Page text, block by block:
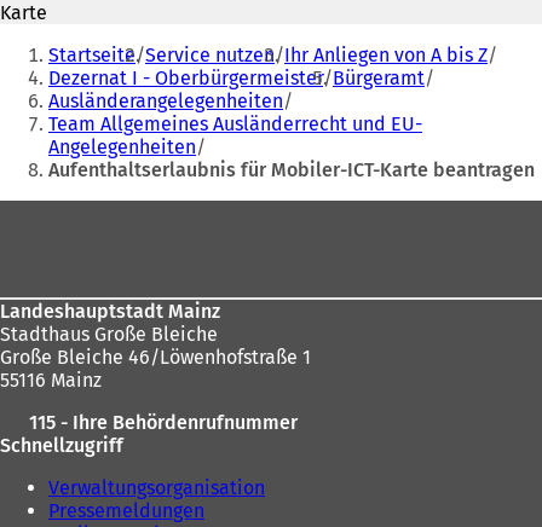
t
i
n
e
i
n
e
m
e
T
a
)
i
n
e
m
n
n
Karte
Sie
befinden
sich
hier:
Startseite Service nutzen Ihr Anliegen von A bis Z
Dezernat I - Oberbürgermeister Bürgeramt
Ausländerangelegenheiten
Team Allgemeines Ausländerrecht und EU-
Angelegenheiten
Aufenthaltserlaubnis für Mobiler-ICT-Karte beantragen
Landeshauptstadt Mainz
Stadthaus Große Bleiche
Große Bleiche 46/Löwenhofstraße 1
55116 Mainz
115 - Ihre Behördenrufnummer
Schnellzugriff
Verwaltungsorganisation
Pressemeldungen